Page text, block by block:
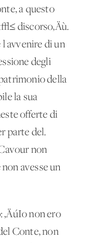
a questo
discorso‚Äù.
l'avvenire di un
degli
della
la sua
offerte di
parte del.
non
avesse un
non ero
Conte, non